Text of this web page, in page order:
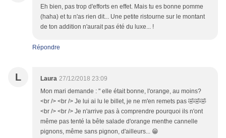
Eh bien, pas trop d'efforts en effet. Mais tu es bonne pomme
(haha) et tu n'as rien dit... Une petite ristourne sur le montant
de ton addition n'aurait pas été du luxe... !
Répondre
L Laura 27/12/2018 23:09
Mon mari demande : " elle était bonne, l'orange, au moins?
<br /> <br /> Je lui ai lu le billet, je ne m'en remets pas 🤣🤣🤣
<br /> <br /> Je n'arrive pas à comprendre pourquoi ils n'ont
même pas tenté la bête salade d'orange menthe cannelle
pignons, même sans pignon, d'ailleurs... 😁